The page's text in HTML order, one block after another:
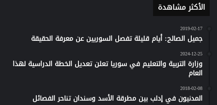
الأكثر مشاهدة
2019-02-17
جميل الصالح: أيام قليلة تفصل السوريين عن معرفة الحقيقة
2024-12-25
وزارة التربية والتعليم في سوريا تعلن تعديل الخطة الدراسية لهذا
العام
2018-02-08
المدنيون في إدلب بين مطرقة الأسد وسندان تناحر الفصائل